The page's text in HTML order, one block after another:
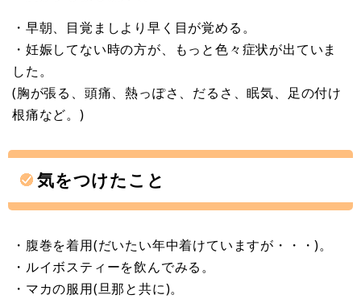
・早朝、目覚ましより早く目が覚める。
・妊娠してない時の方が、もっと色々症状が出ていま
した。
(胸が張る、頭痛、熱っぽさ、だるさ、眠気、足の付け
根痛など。)
気をつけたこと
・腹巻を着用(だいたい年中着けていますが・・・)。
・ルイボスティーを飲んでみる。
・マカの服用(旦那と共に)。